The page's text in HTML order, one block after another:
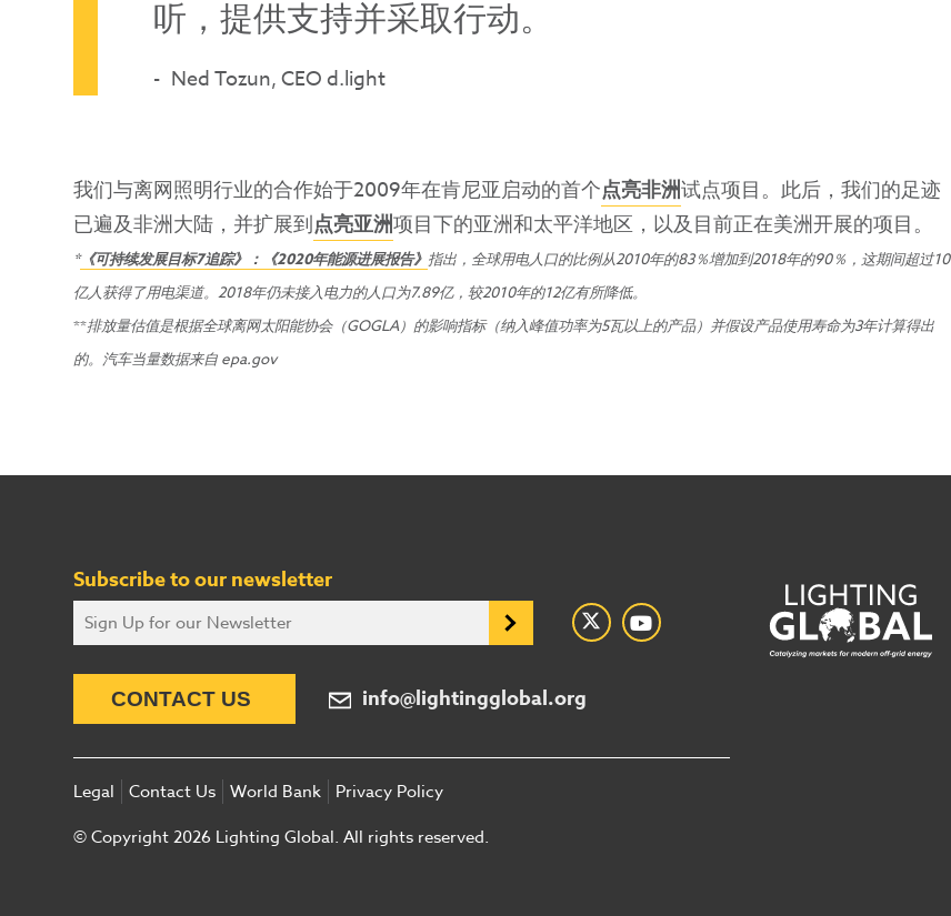
听，提供支持并采取行动。
Ned Tozun, CEO d.light
我们与离网照明行业的合作始于2009年在肯尼亚启动的首个点亮非洲试点项目。此后，我们的足迹
已遍及非洲大陆，并扩展到点亮亚洲项目下的亚洲和太平洋地区，以及目前正在美洲开展的项目。
*《可持续发展目标7追踪》：《2020年能源进展报告》 指出，全球用电人口的比例从2010年的83％增加到2018年的90％，这期间超过10
亿人获得了用电渠道。 2018年仍未接入电力的人口为7.89亿，较2010年的12亿有所降低。
**排放量估值是根据全球离网太阳能协会（GOGLA）的影响指标（纳入峰值功率为5瓦以上的产品）并假设产品使用寿命为3年计算得出
的。汽车当量数据来自 epa.gov
Subscribe to our newsletter
CONTACT US info@lightingglobal.org
Legal Contact Us World Bank
Privacy Policy
© Copyright 2026 Lighting Global. All rights reserved.